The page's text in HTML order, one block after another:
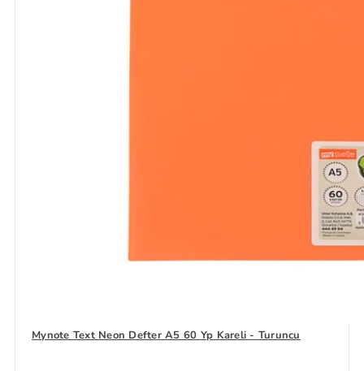
Mynote Text Neon Defter A5 60 Yp Kareli - Turuncu